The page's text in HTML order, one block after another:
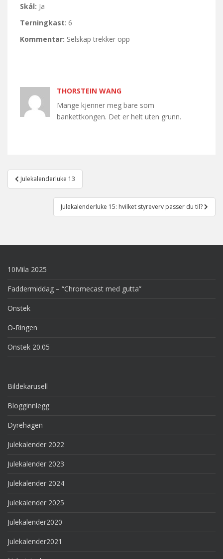
Skål: Ja
Terningkast: 6
Kommentar: Selskap trekker opp
THORSTEIN WANG
Mange kjenner meg bare som
bankettkongen. Det er helt uten grunn.
Post
navigation
Julekalenderluke 13
Julekalenderluke 15: hvilket styreverv passer du til?
10Mila 2025
Faddermiddag – “Chromecast med gutta”
Onstek
O-Ringen
Onstek 20.05
Bildekarusell
Blogginnlegg
Dyrehagen
Julekalender 2022
Julekalender 2023
Julekalender 2024
Julekalender 2025
Julekalender2020
Julekalender2021